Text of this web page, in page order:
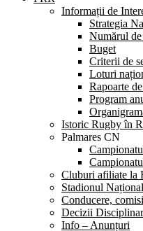
Informații de
Strategia
Numărul
Buget
Criterii de
Loturi
Rapoarte
Program
Istoric Rugby în
Palmares CN
Cluburi afiliate la
Stadionul
Conducere,
Decizii
Info – Anunțuri